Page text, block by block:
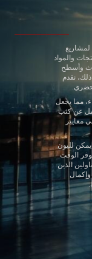
لمشاريع
والمواد
وأسطح
ذلك، نقدم
مما يجعل
عن كثب
معايير
لليون
الوقت
الذين